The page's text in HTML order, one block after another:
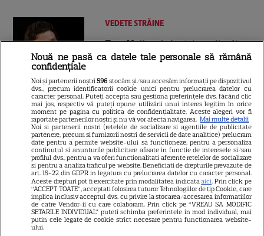
13
VEDETE STRĂINE
Tom Holland, decizie radicală
pentru noul său film! Ce
după momentele virale în care
a făcut senzație prin dans
13
SKYSHOWTIME
Scarlett Johansson și Kristin
Scott Thomas, din nou mamă
și fiică pe ecran în „My
Mother's Wedding”. Când
apare filmul pe SkyShowtime
Nouă ne pasă ca datele tale personale să rămână
confidențiale
Noi și partenerii noștri596 stocăm și/sau accesăm informații pe dispozitivul
dvs., precum identificatorii cookie unici pentru prelucrarea datelor cu
caracter personal. Puteți accepta sau gestiona preferințele dvs. făcând clic
mai jos, respectiv vă puteți opune utilizării unui interes legitim în orice
moment pe pagina cu politica de confidențialitate. Aceste alegeri vor fi
raportate partenerilor noștri și nu vă vor afecta navigarea. Mai multe detalii
Noi si partenerii nostri (retelele de socializare si agentiile de publicitate
partenere, precum si furnizorii nostri de servicii de date analitice) prelucram
date pentru a permite website-ului sa functioneze, pentru a personaliza
continutul si anunturile publicitare afisate in functie de interesele si/sau
profilul dvs., pentru a va oferi functionalitati aferente retelelor de socializare
si pentru a analiza traficul pe website. Beneficiati de drepturile prevazute de
art. 15-22 din GDPR in legatura cu prelucrarea datelor cu caracter personal.
Aceste drepturi pot fi exercitate prin modalitatea indicataaici. Prin click pe
“ACCEPT TOATE”, acceptati folosirea tuturor Tehnologiilor de tip Cookie, care
implica inclusiv acceptul dvs. cu privire la stocarea/accesarea informatiilor
de catre Vendor-ii cu care colaboram. Prin click pe “VREAU SA MODIFIC
SETARILE INDIVIDUAL” puteti schimba preferintele in mod individual, mai
putin cele legate de cookie strict necesare pentru functionarea website-
ului.